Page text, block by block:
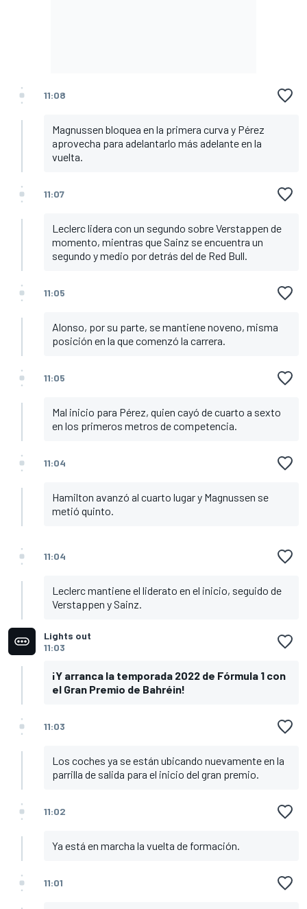
11:08
Magnussen bloquea en la primera curva y Pérez
aprovecha para adelantarlo más adelante en la
vuelta.
11:07
Leclerc lidera con un segundo sobre Verstappen de
momento, mientras que Sainz se encuentra un
segundo y medio por detrás del de Red Bull.
11:05
Alonso, por su parte, se mantiene noveno, misma
posición en la que comenzó la carrera.
11:05
Mal inicio para Pérez, quien cayó de cuarto a sexto
en los primeros metros de competencia.
11:04
Hamilton avanzó al cuarto lugar y Magnussen se
metió quinto.
11:04
Leclerc mantiene el liderato en el inicio, seguido de
Verstappen y Sainz.
Lights out
11:03
¡Y arranca la temporada 2022 de Fórmula 1 con
el Gran Premio de Bahréin!
11:03
Los coches ya se están ubicando nuevamente en la
parrilla de salida para el inicio del gran premio.
11:02
Ya está en marcha la vuelta de formación.
11:01